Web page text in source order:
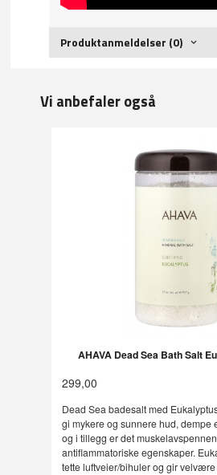
Produktanmeldelser (0)
Vi anbefaler også
AHAVA Dead Sea Bath Salt
299,00
Dead Sea badesalt med
gi mykere og sunnere hud, dempe
og i tillegg er det
antiflammatoriske egenskaper.
tette luftveier/bihuler og gir